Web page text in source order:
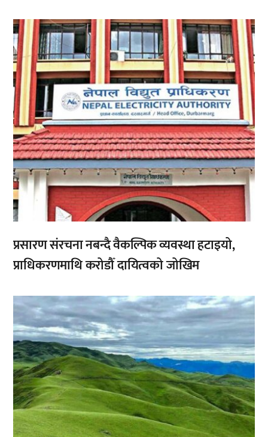
,
प्रसारण संरचना नबन्दै वैकल्पिक व्यवस्था हटाइयो,
प्राधिकरणमाथि करोडौँ दायित्वको जोखिम
,